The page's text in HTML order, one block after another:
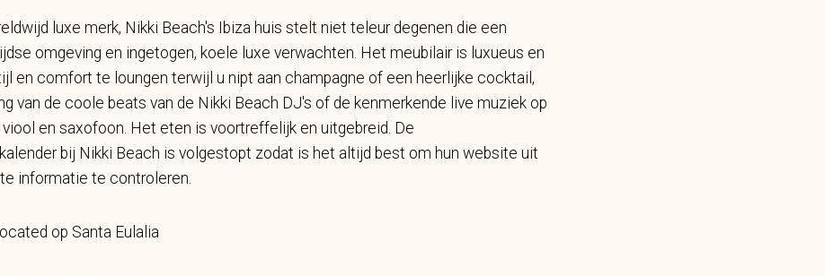
luxe merk, Nikki Beach's Ibiza huis stelt niet teleur degenen die een
omgeving en ingetogen, koele luxe verwachten. Het meubilair is luxueus en
en comfort te loungen terwijl u nipt aan champagne of een heerlijke cocktail,
van de coole beats van de Nikki Beach DJ's of de kenmerkende live muziek op
en saxofoon. Het eten is voortreffelijk en uitgebreid. De
bij Nikki Beach is volgestopt zodat is het altijd best om hun website uit
informatie te controleren.
op Santa Eulalia